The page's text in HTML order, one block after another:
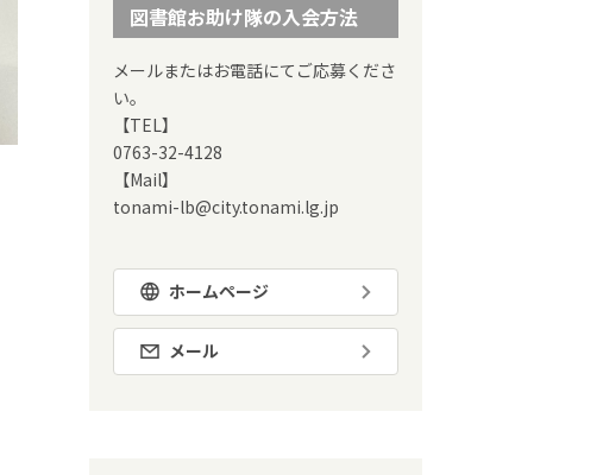
図書館お助け隊の入会方法
メールまたはお電話にてご応募くださ
い。
【TEL】
0763-32-4128
【Mail】
tonami-lb@city.tonami.lg.jp
ホームページ
メール